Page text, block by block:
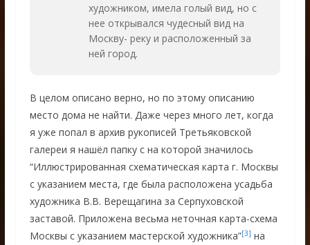
художником, имела голый вид, но с
нее открывался чудесный вид на
Москву- реку и расположенный за
ней город.
В целом описано верно, но по этому описанию
место дома не найти. Даже через много лет, когда
я уже попал в архив рукописей Третьяковской
галереи я нашёл папку c на которой значилось
“Иллюстрированная схематическая карта г. Москвы
с указанием места, где была расположена усадьба
художника В.В. Верещагина за Серпуховской
заставой. Приложена весьма неточная карта-схема
Москвы с указанием мастерской художника”[3] на